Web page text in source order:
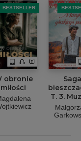
BESTSELLER
obronie
miłości
Saga
T. 3.